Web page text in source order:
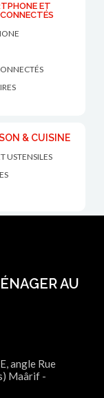
ET
& CUISINE
USTENSILES
AU
angle Rue
Maârif -